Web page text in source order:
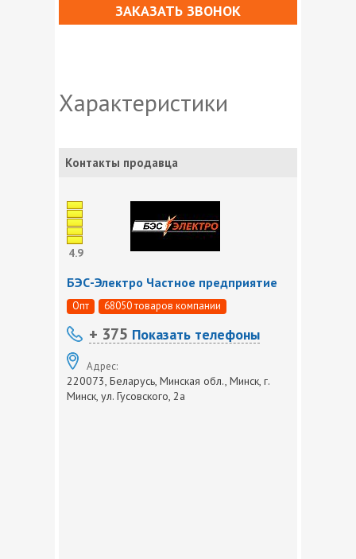
ЗАКАЗАТЬ ЗВОНОК
Характеристики
Контакты продавца
4.9
БЭС-Электро Частное предприятие
Опт 68050 товаров компании
+ 375 Показать телефоны
Адрес:
220073, Беларусь, Минская обл., Минск, г.
Минск, ул. Гусовского, 2а